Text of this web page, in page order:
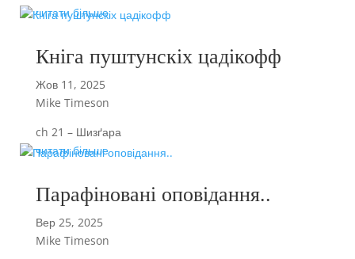
читати більше
Кніга пуштунскіх цадікофф
Жов 11, 2025
Mike Timeson
ch 21 – Шизґара
читати більше
Парафіновані оповідання..
Вер 25, 2025
Mike Timeson